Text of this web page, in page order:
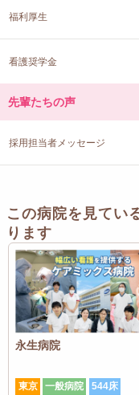
福利厚生
看護奨学金
先輩たちの声
採用担当者メッセージ
この病院を見てい
ります
永生病院
東京 一般病院 544床